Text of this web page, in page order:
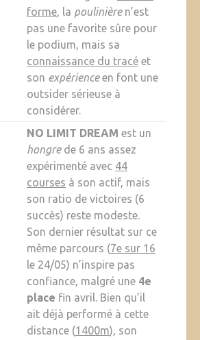
forme, la poulinièren’est
pas une favorite sûre pour
le podium, mais sa
connaissance du tracéet
son expérienceen font une
outsider sérieuse à
considérer.
NO LIMIT DREAM est un
hongrede 6 ans assez
expérimenté avec 44
courses à son actif, mais
son ratio de victoires (6
succès) reste modeste.
Son dernier résultat sur ce
même parcours (7e sur 16
le 24/05) n’inspire pas
confiance, malgré une 4e
place fin avril. Bien qu’il
ait déjà performé à cette
distance (1400m), son